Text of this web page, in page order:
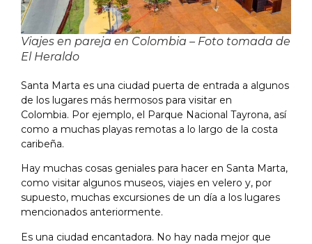
Viajes en pareja en Colombia – Foto tomada de
El Heraldo
Santa Marta es una ciudad puerta de entrada a algunos
de los lugares más hermosos para visitar en
Colombia. Por ejemplo, el Parque Nacional Tayrona, así
como a muchas playas remotas a lo largo de la costa
caribeña.
Hay muchas cosas geniales para hacer en Santa Marta,
como visitar algunos museos, viajes en velero y, por
supuesto, muchas excursiones de un día a los lugares
mencionados anteriormente.
Es una ciudad encantadora. No hay nada mejor que